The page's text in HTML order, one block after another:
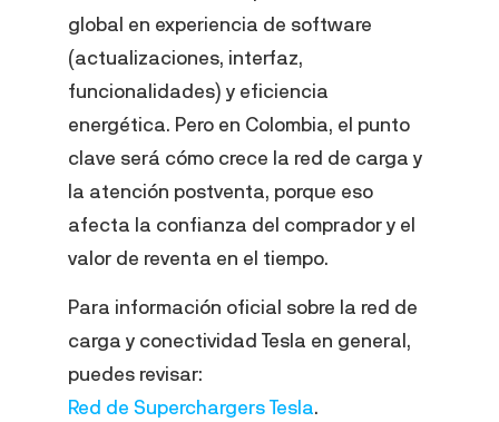
global en experiencia de software
(actualizaciones, interfaz,
funcionalidades) y eficiencia
energética. Pero en Colombia, el punto
clave será cómo crece la red de carga y
la atención postventa, porque eso
afecta la confianza del comprador y el
valor de reventa en el tiempo.
Para información oficial sobre la red de
carga y conectividad Tesla en general,
puedes revisar:
Red de Superchargers Tesla.